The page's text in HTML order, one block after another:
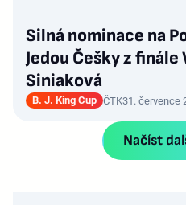
Silná nominace na
Jedou Češky z
Siniaková
B. J. King Cup ČTK31. července
Načíst